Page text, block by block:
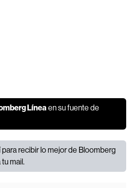
Líneaen su fuente de
recibir lo mejor de Bloomberg
mail.